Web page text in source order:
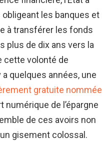
les banques et
à transférer les fonds
plus de dix ans vers la
cette volonté de
a quelques années, une
gratuite nommée
de l’épargne
de ces avoirs non
gisement colossal.